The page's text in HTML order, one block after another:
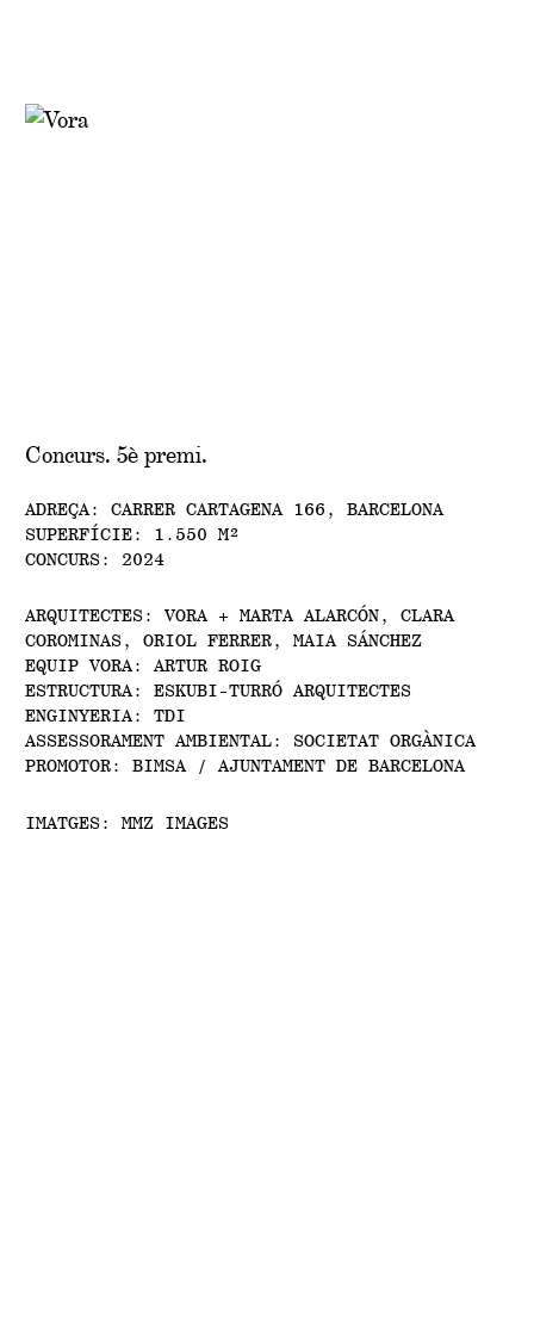
Concurs. 5è premi.
ADREÇA: CARRER CARTAGENA 166, BARCELONA
SUPERFÍCIE: 1.550 M²
CONCURS: 2024
ARQUITECTES: VORA + MARTA ALARCÓN, CLARA
COROMINAS, ORIOL FERRER, MAIA SÁNCHEZ
EQUIP VORA: ARTUR ROIG
ESTRUCTURA: ESKUBI-TURRÓ ARQUITECTES
ENGINYERIA: TDI
ASSESSORAMENT AMBIENTAL: SOCIETAT ORGÀNICA
PROMOTOR: BIMSA / AJUNTAMENT DE BARCELONA
IMATGES: MMZ IMAGES